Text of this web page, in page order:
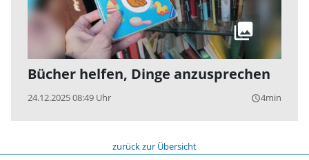
Bücher helfen, Dinge anzusprechen
24.12.2025 08:49 Uhr query_builder4min
zurück zur Übersicht